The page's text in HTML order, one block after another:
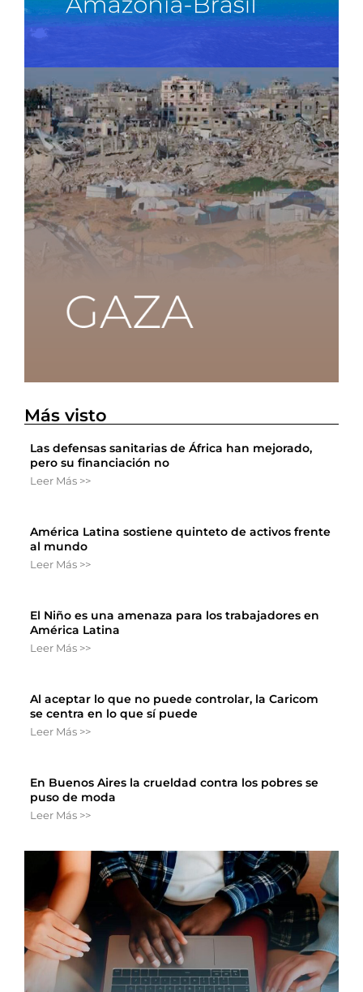
Más visto
Las defensas sanitarias de África han mejorado,
pero su financiación no
Leer Más >>
América Latina sostiene quinteto de activos frente
al mundo
Leer Más >>
El Niño es una amenaza para los trabajadores en
América Latina
Leer Más >>
Al aceptar lo que no puede controlar, la Caricom
se centra en lo que sí puede
Leer Más >>
En Buenos Aires la crueldad contra los pobres se
puso de moda
Leer Más >>